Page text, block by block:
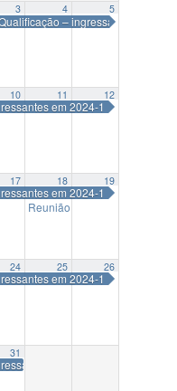
– ingressantes em
3 4 5
em 2024-1
10 11 12
em 2024-1
17 18
Reunião Colegiado
19
em 2024-1
24 25 26
em 2024-1
31